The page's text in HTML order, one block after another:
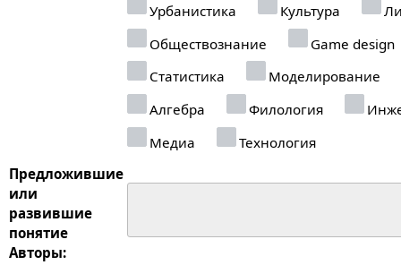
Урбанистика
Культура
Обществознание
Game design
Статистика
Моделирование
Алгебра
Филология
Медиа
Технология
Предложившие
или
развившие
понятие
Авторы: